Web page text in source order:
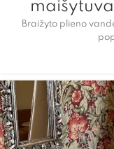
Braižyto plieno